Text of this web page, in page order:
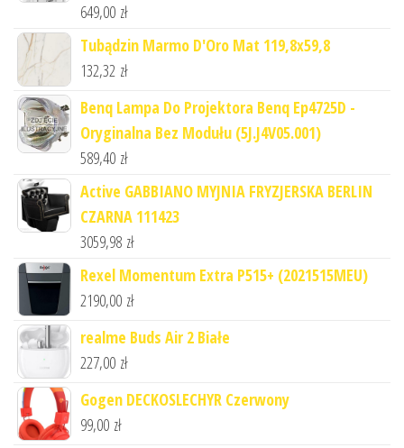
649,00 zł
Tubądzin Marmo D'Oro Mat 119,8x59,8
132,32 zł
Benq Lampa Do Projektora Benq Ep4725D -
Oryginalna Bez Modułu (5J.J4V05.001)
589,40 zł
Active GABBIANO MYJNIA FRYZJERSKA BERLIN
CZARNA 111423
3059,98 zł
Rexel Momentum Extra P515+ (2021515MEU)
2190,00 zł
realme Buds Air 2 Białe
227,00 zł
Gogen DECKOSLECHYR Czerwony
99,00 zł